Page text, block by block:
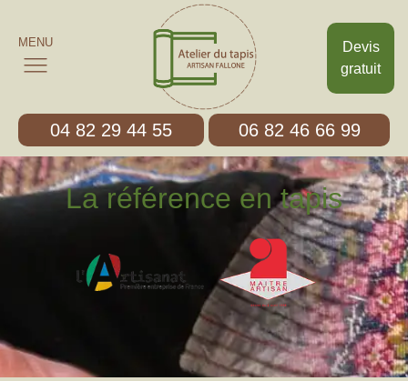
Devis
gratuit
MENU
04 82 29 44 55 06 82 46 66 99
La référence en tapis